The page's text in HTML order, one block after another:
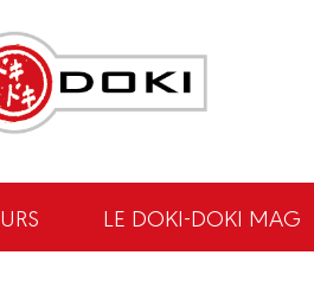
LE DOKI-DOKI MAG